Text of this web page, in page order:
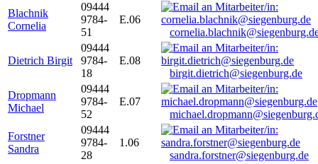
Blachnik
Cornelia
09444
9784-
51
E.06
Dietrich Birgit
09444
9784-
18
E.08
birgit.dietrich@siegenburg.de
Dropmann
Michael
09444
9784-
52
E.07
Forstner
Sandra
09444
9784-
28
1.06
sandra.forstner@siegenburg.de